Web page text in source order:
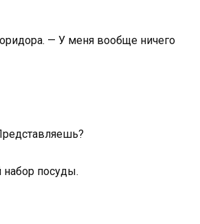
— У меня вообще ничего
посуды.